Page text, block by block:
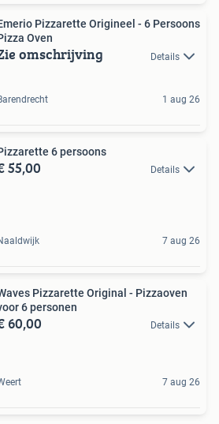
Pizzarette Origineel - 6 Persoons
Oven
omschrijving Details
1 aug 26
6 persoons
55,00 Details
7 aug 26
Pizzarette Original - Pizzaoven
6 personen
60,00 Details
7 aug 26